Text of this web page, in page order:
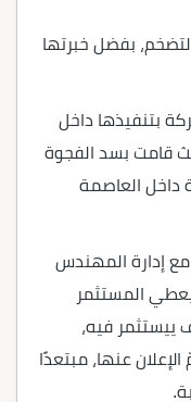
بفضل خبرتها
بتنفيذها داخل
قامت بسد الفجوة
داخل العاصمة
مع إدارة المهندس
المستثمر
ييستثمر فيه،
عنها، مبتعدًا